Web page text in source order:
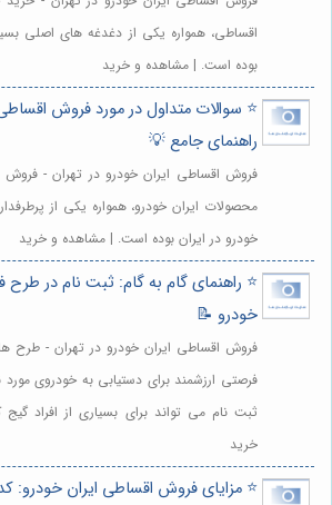
اقساطی، همواره یکی از دغدغه های اصلی
بوده است. | مشاهده و خرید
⭐️ سوالات متداول در مورد فروش
راهنمای جامع 💡
فروش اقساطی ایران خودرو در تهران - فروش
محصولات ایران خودرو، همواره یکی از
خودرو در ایران بوده است. | مشاهده و خرید
⭐️ راهنمای گام به گام: ثبت نام در
خودرو 📝
فروش اقساطی ایران خودرو در تهران - طرح
فرصتی ارزشمند برای دستیابی به خودروی مورد
ثبت نام می تواند برای بسیاری از افراد
خرید
⭐️ مزایای فروش اقساطی ایران خودرو: